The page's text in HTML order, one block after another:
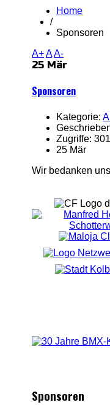
Home
/
Sponsoren
A+AA-
25 Mär
Sponsoren
Kategorie:
Zugriffe:
25 Mär
Wir bedanken
Sponsoren